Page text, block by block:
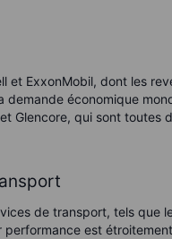
et ExxonMobil, dont les
économique
Glencore, qui sont toutes
de transport, tels que
performance est